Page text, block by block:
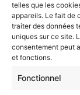
telles que les
appareils. Le fait de
traiter des données
uniques sur ce site.
consentement peut
et fonctions.
Fonctionnel
Newsletter